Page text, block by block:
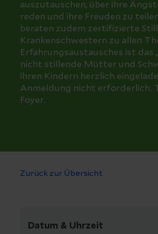
auszutauschen, über ihre
reden und ihre Freuden zu
beraten zudem zertifizierte
Krankenschwestern zu allen
Erfahrungsaustausches ist
nicht stillende Mütter und
ihren Kindern herzlich
Anmeldung nicht erforderlich.
Foyer.
Zurück zur Übersicht
Datum & Uhrzeit